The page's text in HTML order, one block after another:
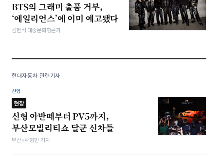
BTS의 그래미 출품 거부,
‘에일리언스’에 이미 예고됐다
김헌식 대중문화평론가
현대자동차 관련기사
산업
현장
신형 아반떼부터 PV5까지,
부산모빌리티쇼 달군 신차들
부산=박형민 기자